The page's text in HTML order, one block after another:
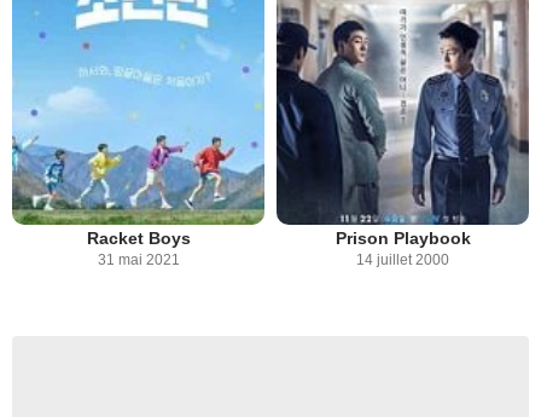
Racket Boys
31 mai 2021
Prison Playbook
14 juillet 2000